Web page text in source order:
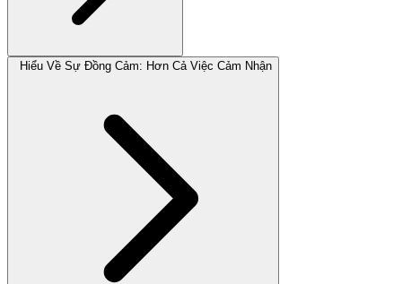
Hiểu Về Sự Đồng Cảm: Hơn Cả Việc Cảm Nhận